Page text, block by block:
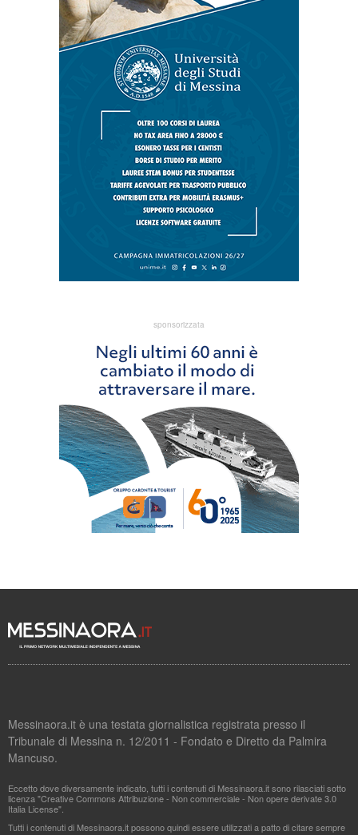
sponsorizzata
Messinaora.it è una testata giornalistica registrata presso il
Tribunale di Messina n. 12/2011 - Fondato e Diretto da Palmira
Mancuso.
Eccetto dove diversamente indicato, tutti i contenuti di Messinaora.it sono rilasciati sotto
licenza "Creative Commons Attribuzione - Non commerciale - Non opere derivate 3.0
Italia License".
Tutti i contenuti di Messinaora.it possono quindi essere utilizzati a patto di citare sempre